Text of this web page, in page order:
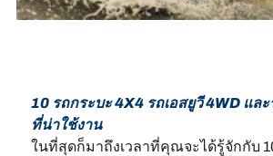
10 รถกระบะ 4X4 รถเอสยูวี 4WD แล
ที่น่าใช้งาน
ในที่สุดก็มาถึงเวลาที่คุณจะได้รู้จักกับ